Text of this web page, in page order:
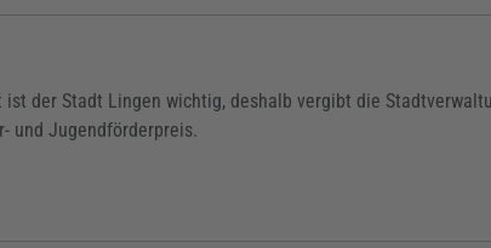
ist der Stadt Lingen wichtig, deshalb vergibt die
und Jugendförderpreis.